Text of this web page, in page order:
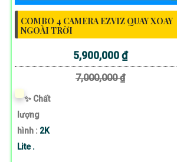
COMBO 4 CAMERA EZVIZ QUAY XOAY
NGOÀI TRỜI
5,900,000 ₫
7,000,000 ₫
✨ Chất
lượng
hình : 2K
Lite .